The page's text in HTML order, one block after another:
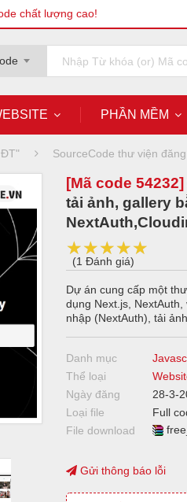
chất lượng cao!
PHẦN MỀM
SourceCode thư viện
[Mã code 54232]
tải ảnh, gallery
★★★★★
★★★★★
★★★★★
(1 Đánh giá)
Dự án cung cấp một
dụng Next.js,
nhập (NextAuth), tải
Danh mục
Thể loại
Ngày đăng
28-3-
Loại file
Full
File download
Gửi thông báo lỗi